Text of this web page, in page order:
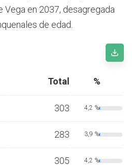
Vega en 2037, desagregada
de edad.
Total %
303 4,2 %
283 3,9 %
305 4,2 %